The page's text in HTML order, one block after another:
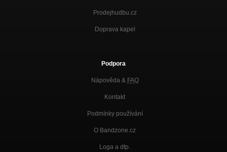
Prodejhudbu.cz
Doprava kapel
Podpora
Nápověda & FAQ
Kontakt
Podmínky používání
O Bandzone.cz
Loga a dtp.